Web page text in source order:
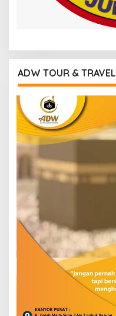
ADW TOUR & TRAVEL